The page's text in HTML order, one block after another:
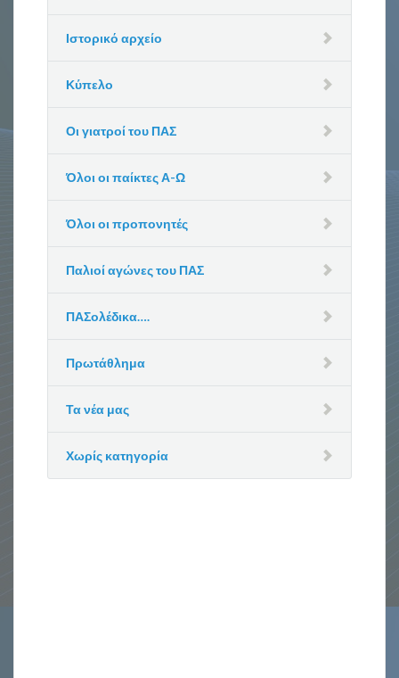
Ιστορικό αρχείο
Κύπελο
Οι γιατροί του ΠΑΣ
Όλοι οι παίκτες Α-Ω
Όλοι οι προπονητές
Παλιοί αγώνες του ΠΑΣ
ΠΑΣολέδικα….
Πρωτάθλημα
Τα νέα μας
Χωρίς κατηγορία